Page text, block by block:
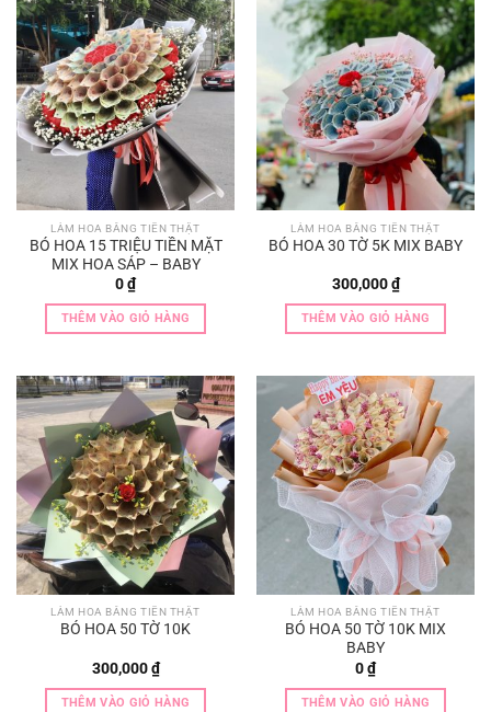
LÀM HOA BẰNG TIỀN THẬT
BÓ HOA 15 TRIỆU TIỀN MẶT
MIX HOA SÁP – BABY
0₫
THÊM VÀO GIỎ HÀNG
LÀM HOA BẰNG TIỀN THẬT
BÓ HOA 30 TỜ 5K MIX BABY
300,000₫
THÊM VÀO GIỎ HÀNG
LÀM HOA BẰNG TIỀN THẬT
BÓ HOA 50 TỜ 10K
300,000₫
THÊM VÀO GIỎ HÀNG
LÀM HOA BẰNG TIỀN THẬT
BÓ HOA 50 TỜ 10K MIX
BABY
0₫
THÊM VÀO GIỎ HÀNG